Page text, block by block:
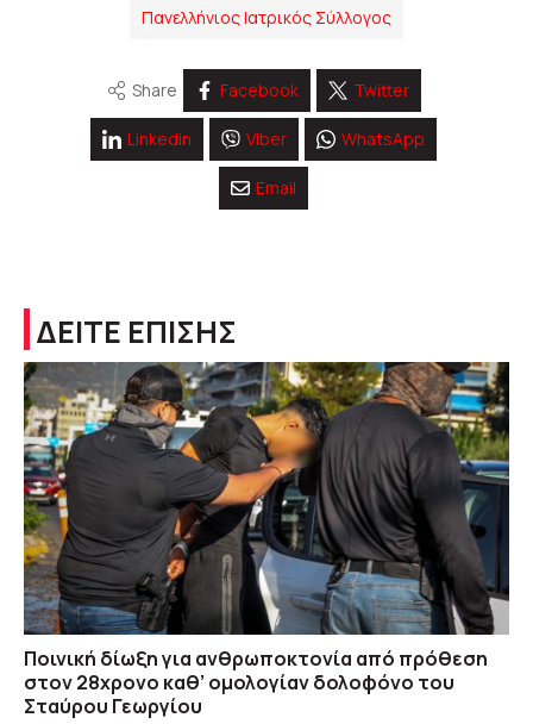
Πανελλήνιος Ιατρικός Σύλλογος
Share Facebook Twitter
Linkedin Viber WhatsApp
Email
ΔΕΙΤΕ ΕΠΙΣΗΣ
Ποινική δίωξη για ανθρωποκτονία από πρόθεση
στον 28χρονο καθ’ ομολογίαν δολοφόνο του
Σταύρου Γεωργίου